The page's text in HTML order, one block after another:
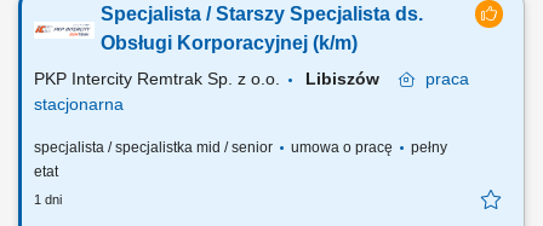
prawny nieruchomości, interpretować przepisy i przekładać wnioski
prawne na konkretne rekomendacje biznesowe? Dołącz do Gemini.pl i
Specjalista / Starszy Specjalista ds.
Obsługi Korporacyjnej (k/m)
PKP Intercity Remtrak Sp. z o.o. Libiszów
praca
stacjonarna
specjalista / specjalistka mid / senior umowa o pracę
pełny
etat
1 dni